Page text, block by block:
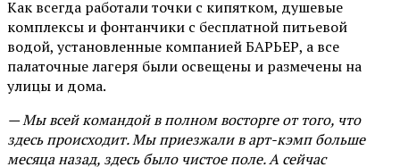
Как всегда работали точки с кипятком, душевые
комплексы и фонтанчики с бесплатной питьевой
водой, установленные компанией БАРЬЕР, а все
палаточные лагеря были освещены и размечены на
улицы и дома.
— Мы всей командой в полном восторге от того, что
здесь происходит. Мы приезжали в арт-кэмп больше
месяца назад, здесь было чистое поле. А сейчас